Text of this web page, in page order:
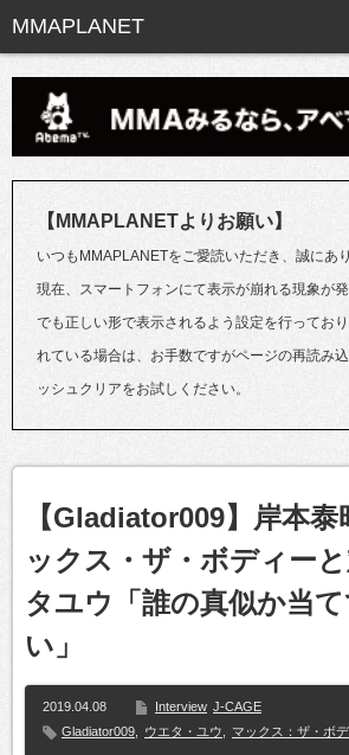
【MMAPLANETよりお願い】
いつもMMAPLANETをご愛読いただき、誠にあ
現在、スマートフォンにて表示が崩れる現象が
でも正しい形で表示されるよう設定を行ってお
れている場合は、お手数ですがページの再読み
ッシュクリアをお試しください。
【Gladiator009】岸本
ックス・ザ・ボディー
タユウ「誰の真似か当
い」
2019.04.08 Interview J-CAGE
Gladiator009
ウエタ・ユウ マックス：ザ・ボ